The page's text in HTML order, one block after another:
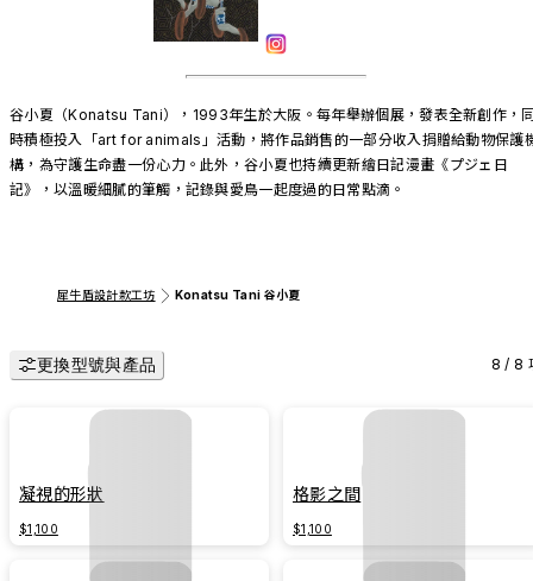
谷小夏（Konatsu Tani），1993年生於大阪。每年舉辦個展，發表全新創作，
時積極投入「art for animals」活動，將作品銷售的一部分收入捐贈給動物保護
構，為守護生命盡一份心力。此外，谷小夏也持續更新繪日記漫畫《プジェ日
記》，以溫暖細膩的筆觸，記錄與愛鳥一起度過的日常點滴。
犀牛盾設計款工坊 Konatsu Tani 谷小夏
更換型號與產品 8 / 8
凝視的形狀
$1,100
格影之間
$1,100